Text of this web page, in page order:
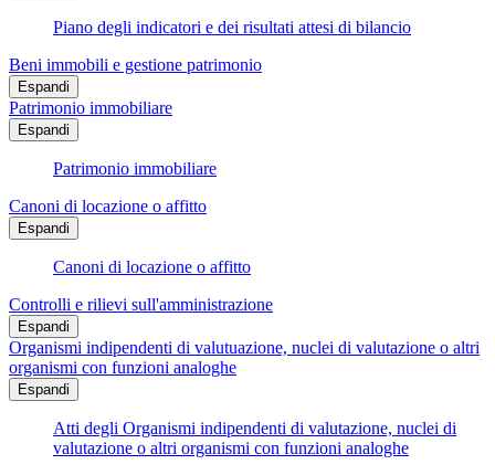
Piano degli indicatori e dei risultati attesi di bilancio
Beni immobili e gestione patrimonio
Espandi
Patrimonio immobiliare
Espandi
Patrimonio immobiliare
Canoni di locazione o affitto
Espandi
Canoni di locazione o affitto
Controlli e rilievi sull'amministrazione
Espandi
Organismi indipendenti di valutuazione, nuclei di valutazione o altri
organismi con funzioni analoghe
Espandi
Atti degli Organismi indipendenti di valutazione, nuclei di
valutazione o altri organismi con funzioni analoghe